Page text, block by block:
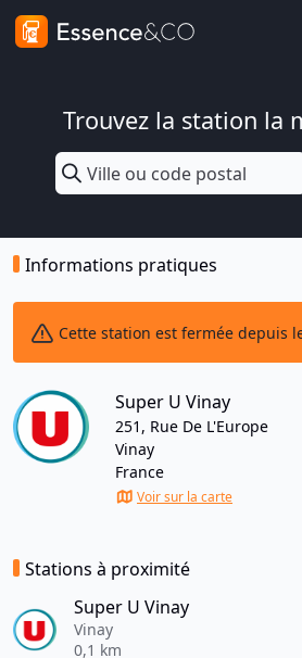
Trouvez la station la
Informations pratiques
Cette station est fermée depuis
Super U Vinay
251, Rue De L'Europe
Vinay
France
Voir sur la carte
Stations à proximité
Super U Vinay
Vinay
0,1 km